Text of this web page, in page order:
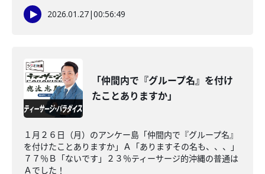
2026.01.27|00:56:49
「仲間内で『グループ名』を付け
たことありますか」
１月２６日（月）のアンケー島「仲間内で『グループ名』
を付けたことありますか」Ａ「ありますその名も、、、」
７７％Ｂ「ないです」２３％ティーサージ的沖縄の普通は
Ａでした！